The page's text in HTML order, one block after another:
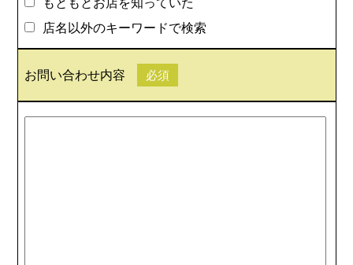
店名以外のキーワードで検索
お問い合わせ内容 必須